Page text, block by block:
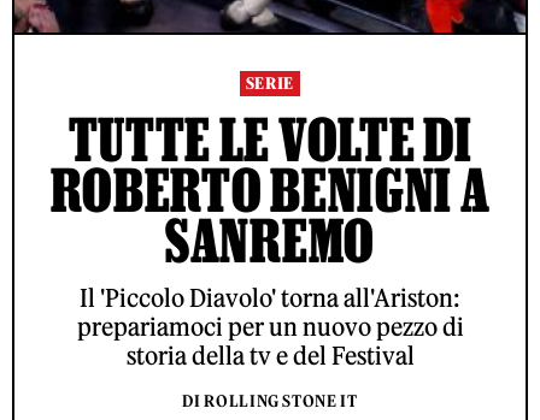
SERIE
TUTTE LE VOLTE DI
ROBERTO BENIGNI A
SANREMO
Il 'Piccolo Diavolo' torna all'Ariston:
prepariamoci per un nuovo pezzo di
storia della tv e del Festival
DI ROLLING STONE IT